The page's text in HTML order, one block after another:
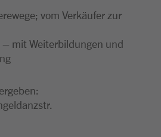
vom Verkäufer zur
– mit Weiterbildungen und